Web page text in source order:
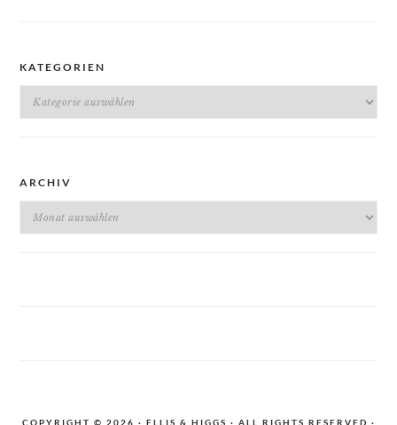
KATEGORIEN
Kategorien
ARCHIV
Archiv
COPYRIGHT © 2026 · ELLIS & HIGGS · ALL RIGHTS RESERVED ·